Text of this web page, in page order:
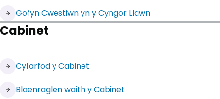
Gofyn Cwestiwn yn y Cyngor Llawn
Cabinet
Cyfarfod y Cabinet
(yn agor mewn tab newydd)
Blaenraglen waith y Cabinet
(yn agor mewn tab newydd)